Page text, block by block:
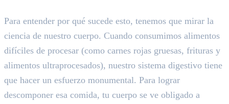
Para entender por qué sucede esto, tenemos que mirar la
ciencia de nuestro cuerpo. Cuando consumimos alimentos
difíciles de procesar (como carnes rojas gruesas, frituras y
alimentos ultraprocesados), nuestro sistema digestivo tiene
que hacer un esfuerzo monumental. Para lograr
descomponer esa comida, tu cuerpo se ve obligado a